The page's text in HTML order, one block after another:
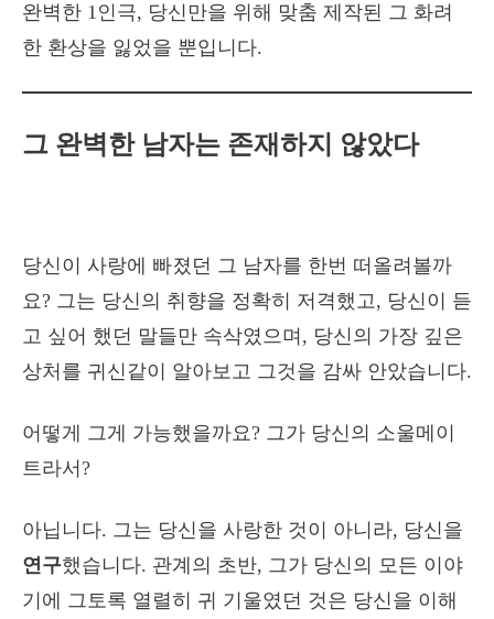
완벽한 1인극, 당신만을 위해 맞춤 제작된 그 화려
한 환상을 잃었을 뿐입니다.
그 완벽한 남자는 존재하지 않았다
당신이 사랑에 빠졌던 그 남자를 한번 떠올려볼까
요? 그는 당신의 취향을 정확히 저격했고, 당신이 듣
고 싶어 했던 말들만 속삭였으며, 당신의 가장 깊은
상처를 귀신같이 알아보고 그것을 감싸 안았습니다.
어떻게 그게 가능했을까요? 그가 당신의 소울메이
트라서?
아닙니다. 그는 당신을 사랑한 것이 아니라, 당신을
연구했습니다. 관계의 초반, 그가 당신의 모든 이야
기에 그토록 열렬히 귀 기울였던 것은 당신을 이해